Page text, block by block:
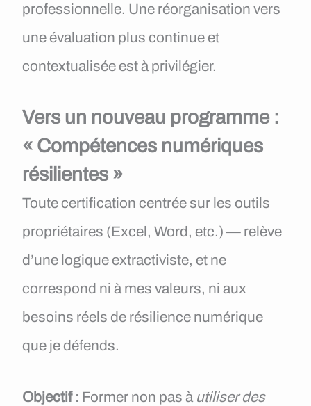
professionnelle. Une réorganisation vers
une évaluation plus continue et
contextualisée est à privilégier.
Vers un nouveau programme :
« Compétences numériques
résilientes »
Toute certification centrée sur les outils
propriétaires (Excel, Word, etc.) — relève
d’une logique extractiviste, et ne
correspond ni à mes valeurs, ni aux
besoins réels de résilience numérique
que je défends.
Objectif: Former non pas à utiliser des